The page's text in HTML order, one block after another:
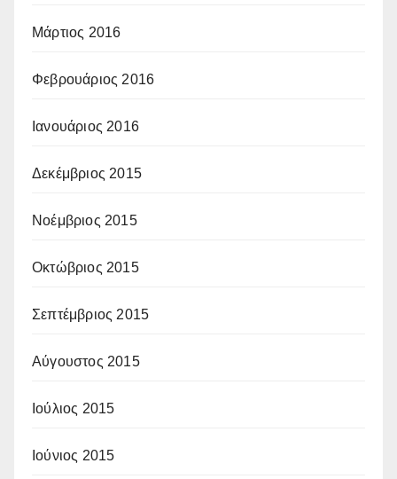
Μάρτιος 2016
Φεβρουάριος 2016
Ιανουάριος 2016
Δεκέμβριος 2015
Νοέμβριος 2015
Οκτώβριος 2015
Σεπτέμβριος 2015
Αύγουστος 2015
Ιούλιος 2015
Ιούνιος 2015